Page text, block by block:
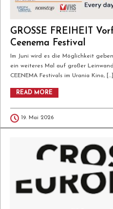
GROSSE FREIHEIT
Ceenema Festival
Im Juni wird es die Möglichkeit
ein weiteres Mal auf großer
CEENEMA Festivals im Urania Kino, […]
READ MORE
19. Mai 2026